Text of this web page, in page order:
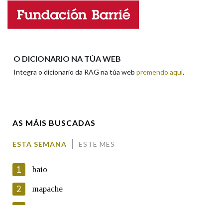
Nome
O DICIONARIO NA TÚA WEB
Integra o dicionario da RAG na túa web premendo aquí.
AS MÁIS BUSCADAS
ESTA SEMANA ESTE MES
1 baio
2 mapache